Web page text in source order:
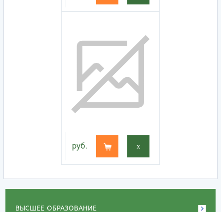
ВЫСШЕЕ ОБРАЗОВАНИЕ
руб. x